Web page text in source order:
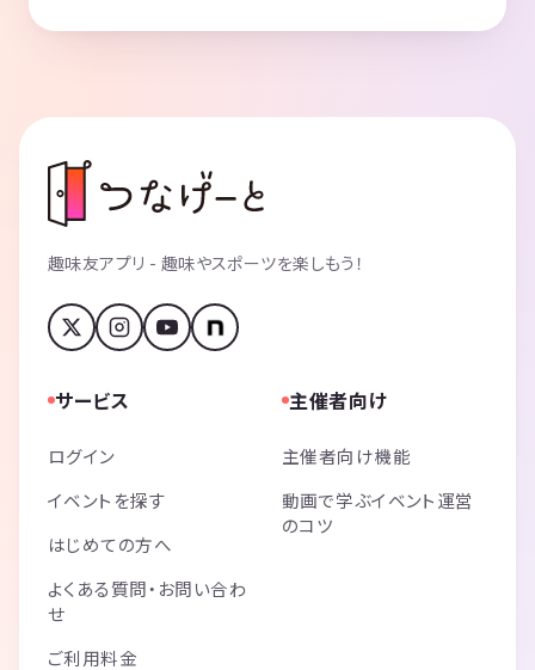
趣味友アプリ - 趣味やスポーツを楽しもう！
サービス
ログイン
イベントを探す
はじめての方へ
よくある質問・お問い合わ
せ
ご利用料金
主催者向け
主催者向け機能
動画で学ぶイベント運営
のコツ